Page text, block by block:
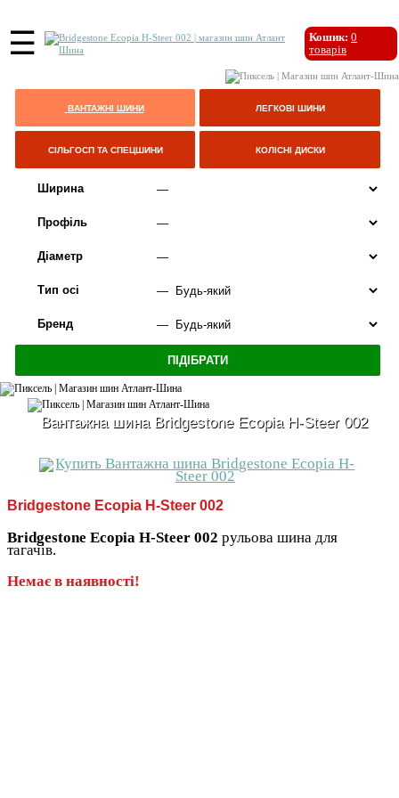
☰ Кошик: 0
товарів
ВАНТАЖНІ ШИНИ ЛЕГКОВІ ШИНИ
СІЛЬГОСП ТА СПЕЦШИНИ КОЛІСНІ ДИСКИ
Ширина
Профіль
Діаметр
Тип осі
Бренд
Вантажна шина Bridgestone Ecopia H-Steer 002
Bridgestone Ecopia H-Steer 002
Bridgestone Ecopia H-Steer 002 рульова шина для
тагачів.
Немає в наявності!